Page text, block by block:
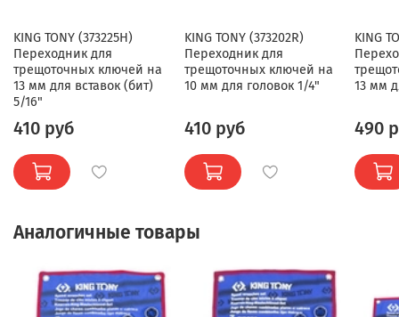
KING TONY (373225H)
Переходник для
трещоточных ключей на
13 мм для вставок (бит)
5/16"
410 руб
KING TONY (373202R)
Переходник для
трещоточных ключей на
10 мм для головок 1/4"
410 руб
KING
13 мм
490
Аналогичные товары